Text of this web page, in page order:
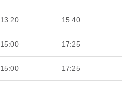
13:20 15:40
15:00 17:25
15:00 17:25